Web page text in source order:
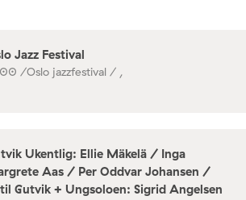
Jazz Festival
/Oslo jazzfestival / ,
Ukentlig: Ellie Mäkelä / Inga
Aas / Per Oddvar Johansen /
Gutvik + Ungsoloen: Sigrid Angelsen